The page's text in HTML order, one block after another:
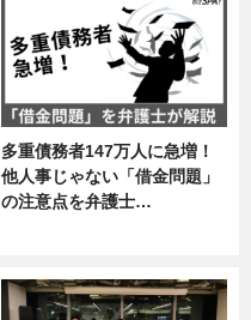
多重債務者147万人に急増！
他人事じゃない「借金問題」
の注意点を弁護士…